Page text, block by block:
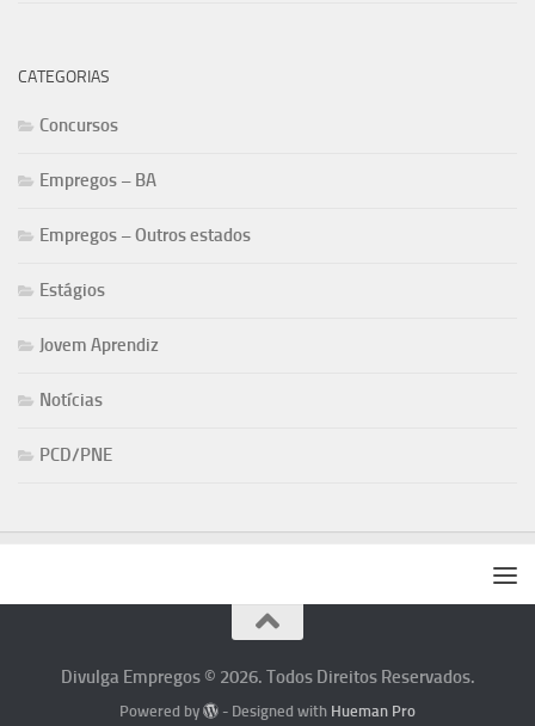
CATEGORIAS
Concursos
Empregos – BA
Empregos – Outros estados
Estágios
Jovem Aprendiz
Notícias
PCD/PNE
Divulga Empregos © 2026. Todos Direitos Reservados.
Powered by - Designed with Hueman Pro